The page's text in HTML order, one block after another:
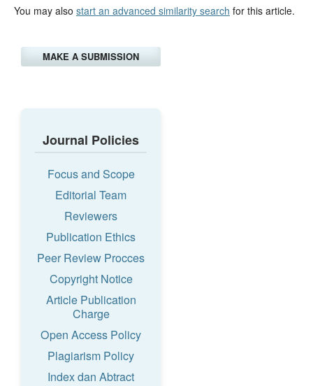
You may also start an advanced similarity search for this article.
MAKE A SUBMISSION
Journal Policies
Focus and Scope
Editorial Team
Reviewers
Publication Ethics
Peer Review Procces
Copyright Notice
Article Publication
Charge
Open Access Policy
Plagiarism Policy
Index dan Abtract